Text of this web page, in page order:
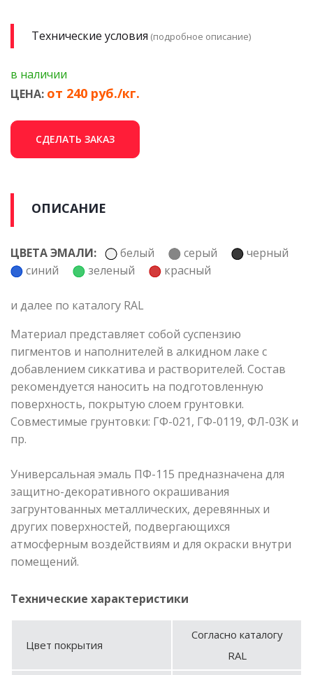
Технические условия (подробное описание)
в наличии
ЦЕНА: от 240 руб./кг.
СДЕЛАТЬ ЗАКАЗ
ОПИСАНИЕ
ЦВЕТА ЭМАЛИ: белый серый
черный
синий
зеленый красный
и далее по каталогу RAL
Материал представляет собой суспензию
пигментов и наполнителей в алкидном лаке с
добавлением сиккатива и растворителей. Состав
рекомендуется наносить на подготовленную
поверхность, покрытую слоем грунтовки.
Совместимые грунтовки: ГФ-021, ГФ-0119, ФЛ-03К и
пр.
Универсальная эмаль ПФ-115 предназначена для
защитно-декоративного окрашивания
загрунтованных металлических, деревянных и
других поверхностей, подвергающихся
атмосферным воздействиям и для окраски внутри
помещений.
Технические характеристики
Цвет покрытия
Согласно каталогу
RAL